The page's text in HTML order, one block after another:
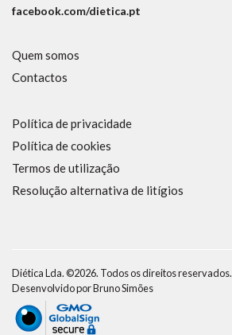
facebook.com/dietica.pt
Quem somos
Contactos
Política de privacidade
Política de cookies
Termos de utilização
Resolução alternativa de litígios
Diética Lda. ©2026. Todos os direitos reservados.
Desenvolvido porBruno Simões